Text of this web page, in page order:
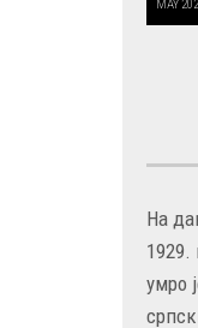
MAY
На
1929.
умро